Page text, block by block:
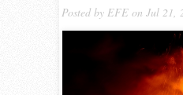
Posted by EFEon Jul 21,